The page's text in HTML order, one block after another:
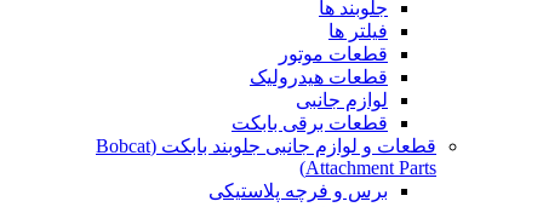
جلوبند ها
فیلتر ها
قطعات موتور
قطعات هیدرولیک
لوازم جانبی
قطعات برقی بابکت
قطعات و لوازم جانبی جلوبند بابکت (Bobcat
Attachment Parts)
برس و فرچه پلاستیکی